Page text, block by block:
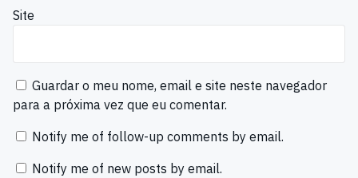
Site
Guardar o meu nome, email e site neste navegador
para a próxima vez que eu comentar.
Notify me of follow-up comments by email.
Notify me of new posts by email.